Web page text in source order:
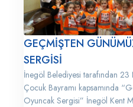
GEÇMİŞTEN
SERGİSİ
İnegöl Belediyesi tarafından
Çocuk Bayramı kapsamında
Oyuncak Sergisi” İnegöl Kent